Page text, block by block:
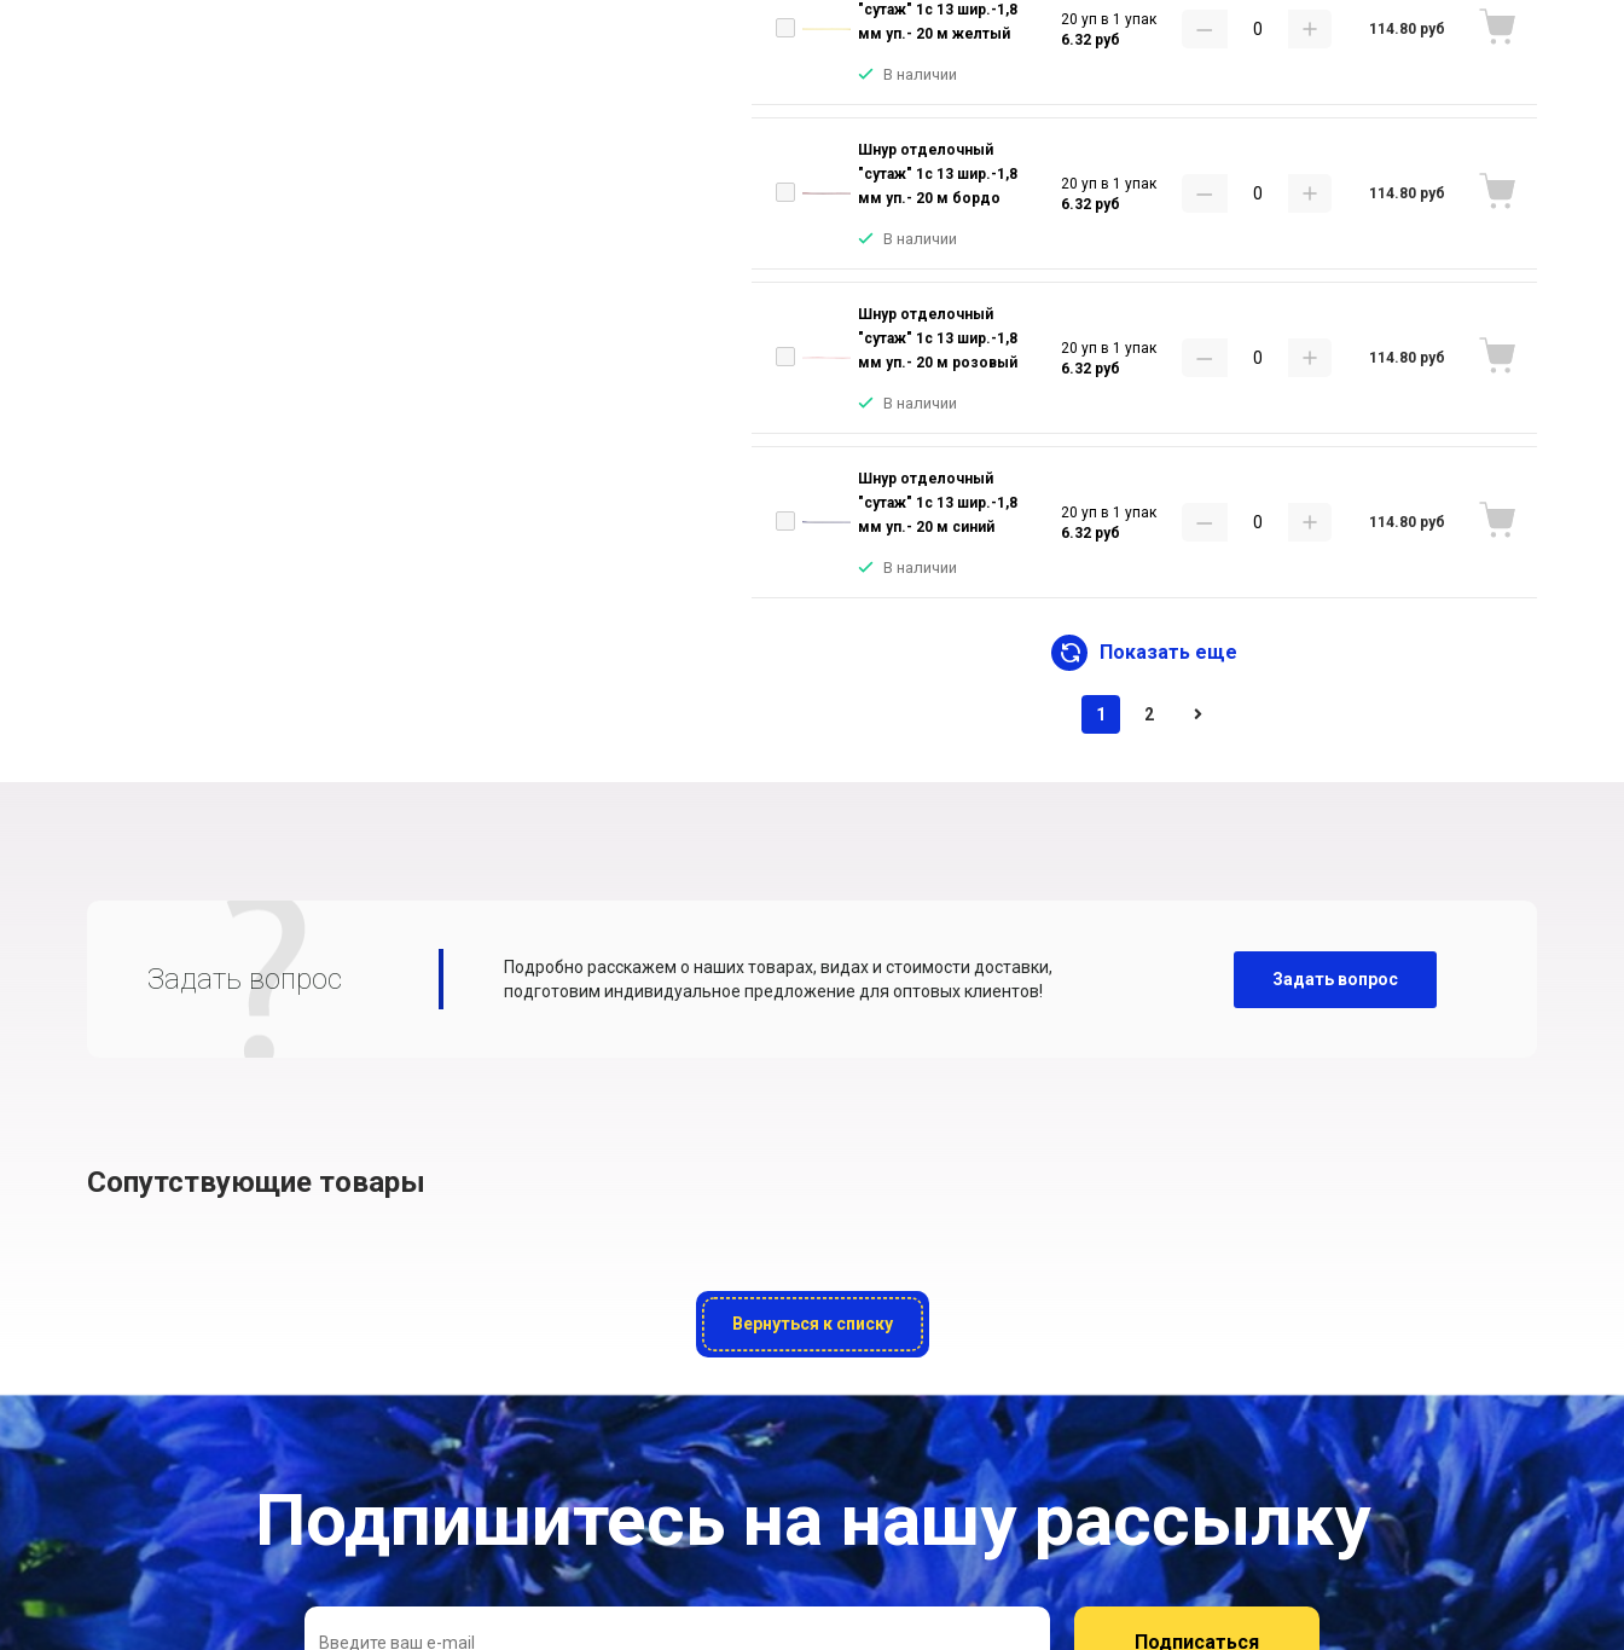
"сутаж" 1с 13 шир.-1,8
мм уп.- 20 м желтый
В наличии
20 уп в 1 упак
6.32 руб
114.80 руб
Шнур отделочный
"сутаж" 1с 13 шир.-1,8
мм уп.- 20 м бордо
В наличии
20 уп в 1 упак
6.32 руб
114.80 руб
Шнур отделочный
"сутаж" 1с 13 шир.-1,8
мм уп.- 20 м розовый
В наличии
20 уп в 1 упак
6.32 руб
114.80 руб
Шнур отделочный
"сутаж" 1с 13 шир.-1,8
мм уп.- 20 м синий
В наличии
20 уп в 1 упак
6.32 руб
114.80 руб
Показать еще
1 2
Задать вопрос
Подробно расскажем о наших товарах, видах и стоимости доставки,
подготовим индивидуальное предложение для оптовых клиентов!
Задать вопрос
Сопутствующие товары
Вернуться к списку
Подпишитесь на нашу рассылку
Подписаться